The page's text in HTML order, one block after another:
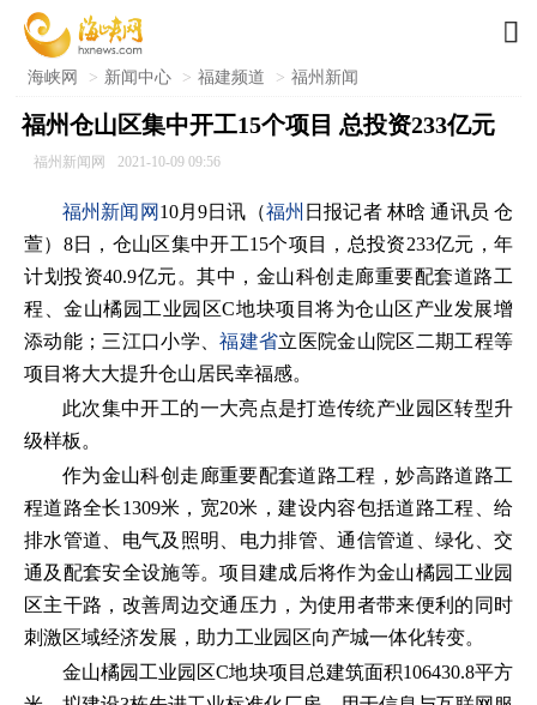

海峡网 > 新闻中心 > 福建频道 > 福州新闻
福州仓山区集中开工15个项目 总投资233亿元
福州新闻网 2021-10-09 09:56
福州新闻网 10月9日讯（福州 日报记者 林晗 通讯员 仓
萱）8日，仓山区集中开工15个项目，总投资233亿元，年
计划投资40.9亿元。其中，金山科创走廊重要配套道路工
程、金山橘园工业园区C地块项目将为仓山区产业发展增
添动能；三江口小学、福建省立医院金山院区二期工程等
项目将大大提升仓山居民幸福感。
此次集中开工的一大亮点是打造传统产业园区转型升
级样板。
作为金山科创走廊重要配套道路工程，妙高路道路工
程道路全长1309米，宽20米，建设内容包括道路工程、给
排水管道、电气及照明、电力排管、通信管道、绿化、交
通及配套安全设施等。项目建成后将作为金山橘园工业园
区主干路，改善周边交通压力，为使用者带来便利的同时
刺激区域经济发展，助力工业园区向产城一体化转变。
金山橘园工业园区C地块项目总建筑面积106430.8平方